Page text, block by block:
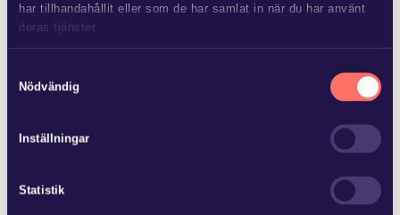
har tillhandahållit eller som de har samlat in när du har använt
deras tjänster.
oss och på vilket sätt vi behandlar personuppgifter.
Nödvändig
Inställningar
Statistik
uppstår mellan ägarna och ledningen till att gynna sig själva
framför aktieägarna.
2000 framhöll lagstiftaren att det fanns ett behov av att
överskottsmedel till aktieägarna. Det anfördes att återköp
näringslivet där bolagen blir mer flexibla i sin
kapitalanvändning. På grund av att marknaden tolkar